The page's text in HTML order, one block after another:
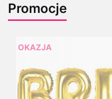
Promocje
OKAZJA